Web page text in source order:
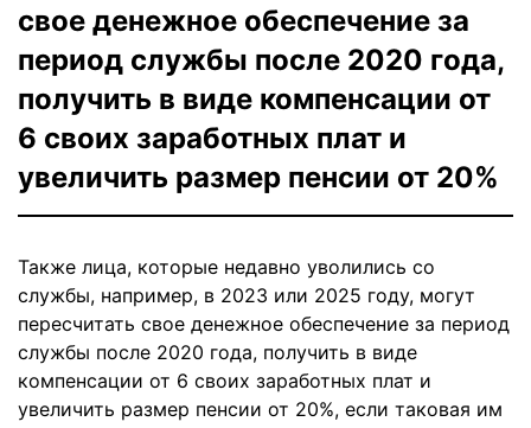
свое денежное обеспечение за
период службы после 2020 года,
получить в виде компенсации от
6 своих заработных плат и
увеличить размер пенсии от 20%
Также лица, которые недавно уволились со
службы, например, в 2023 или 2025 году, могут
пересчитать свое денежное обеспечение за период
службы после 2020 года, получить в виде
компенсации от 6 своих заработных плат и
увеличить размер пенсии от 20%, если таковая им